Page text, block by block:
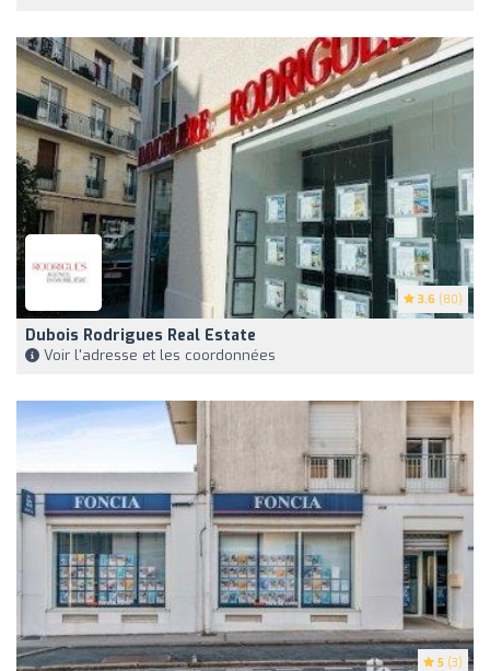
3.6 (80)
Dubois Rodrigues Real Estate
Voir l'adresse et les coordonnées
5 (3)